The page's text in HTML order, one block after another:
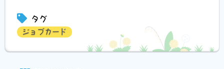
タグ
ジョブカード